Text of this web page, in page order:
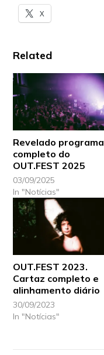
X
Related
Revelado programa
completo do
OUT.FEST 2025
03/09/2025
In "Notícias"
OUT.FEST 2023.
Cartaz completo e
alinhamento diário
30/09/2023
In "Notícias"